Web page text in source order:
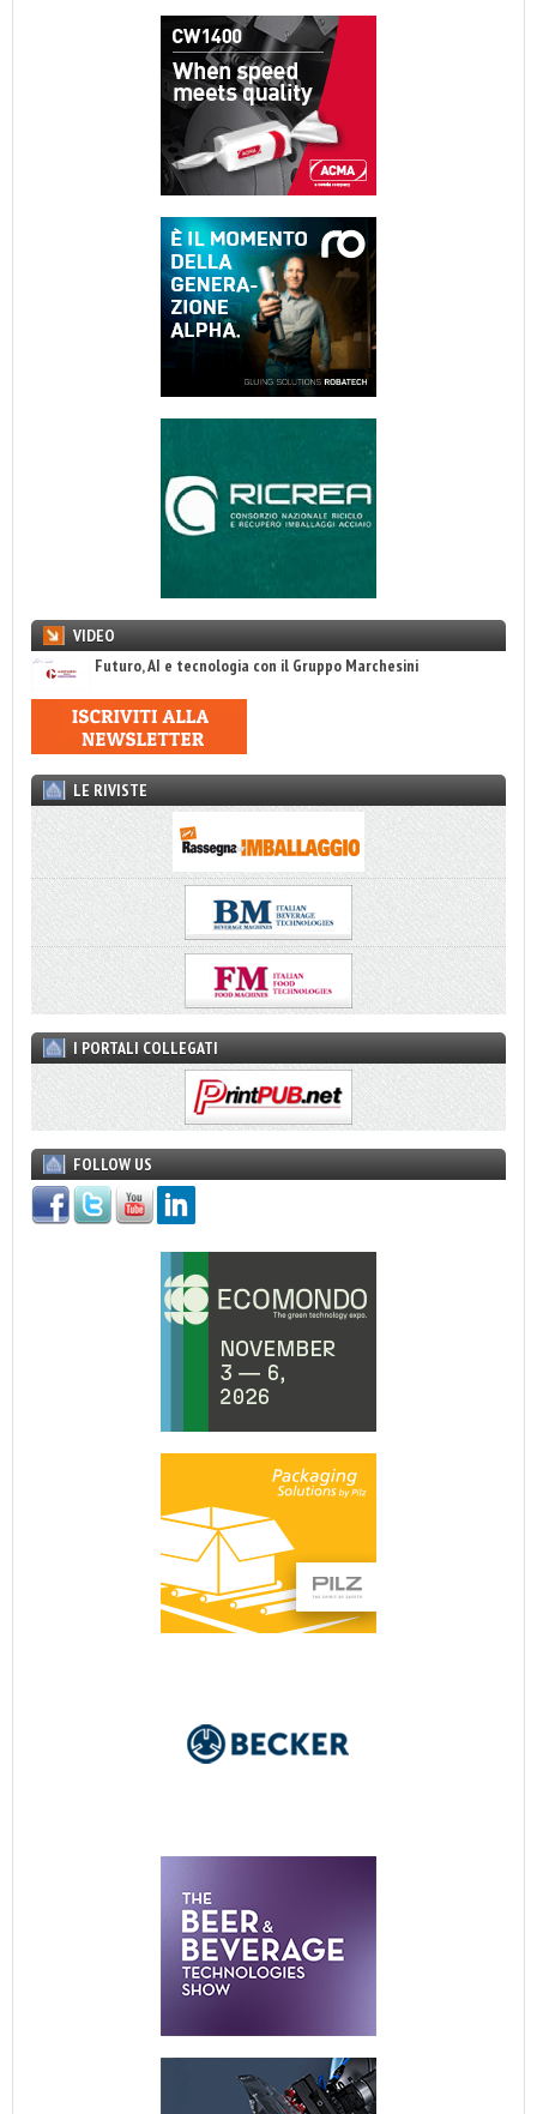
VIDEO
Futuro, AI e tecnologia con il Gruppo Marchesini
LE RIVISTE
I PORTALI COLLEGATI
FOLLOW US